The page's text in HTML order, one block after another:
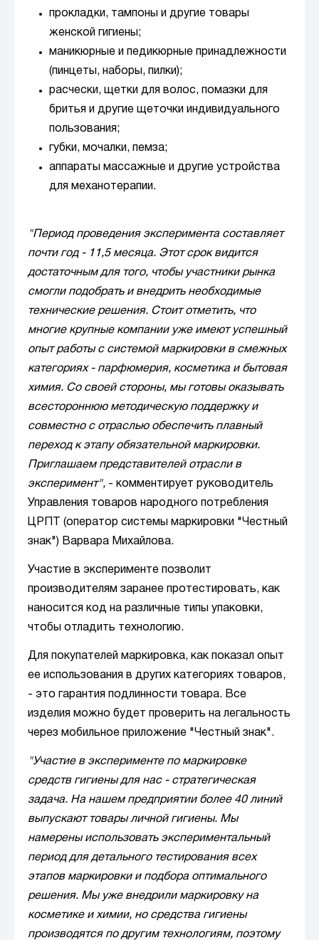
прокладки, тампоны и другие товары
женской гигиены;
маникюрные и педикюрные принадлежности
(пинцеты, наборы, пилки);
расчески, щетки для волос, помазки для
бритья и другие щеточки индивидуального
пользования;
губки, мочалки, пемза;
аппараты массажные и другие устройства
для механотерапии.
"Период проведения эксперимента составляет
почти год - 11,5 месяца. Этот срок видится
достаточным для того, чтобы участники рынка
смогли подобрать и внедрить необходимые
технические решения. Стоит отметить, что
многие крупные компании уже имеют успешный
опыт работы с системой маркировки в смежных
категориях - парфюмерия, косметика и бытовая
химия. Со своей стороны, мы готовы оказывать
всестороннюю методическую поддержку и
совместно с отраслью обеспечить плавный
переход к этапу обязательной маркировки.
Приглашаем представителей отрасли в
эксперимент", - комментирует руководитель
Управления товаров народного потребления
ЦРПТ (оператор системы маркировки "Честный
знак") Варвара Михайлова.
Участие в эксперименте позволит
производителям заранее протестировать, как
наносится код на различные типы упаковки,
чтобы отладить технологию.
Для покупателей маркировка, как показал опыт
ее использования в других категориях товаров,
- это гарантия подлинности товара. Все
изделия можно будет проверить на легальность
через мобильное приложение "Честный знак".
"Участие в эксперименте по маркировке
средств гигиены для нас - стратегическая
задача. На нашем предприятии более 40 линий
выпускают товары личной гигиены. Мы
намерены использовать экспериментальный
период для детального тестирования всех
этапов маркировки и подбора оптимального
решения. Мы уже внедрили маркировку на
косметике и химии, но средства гигиены
производятся по другим технологиям, поэтому